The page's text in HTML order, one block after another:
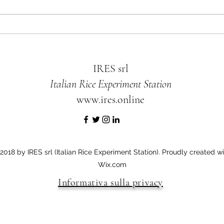
IRES srl
Italian Rice Experiment Station
www.ires.online
by IRES srl (Italian Rice Experiment Station). Proudly created
Wix.com
Informativa sulla privacy